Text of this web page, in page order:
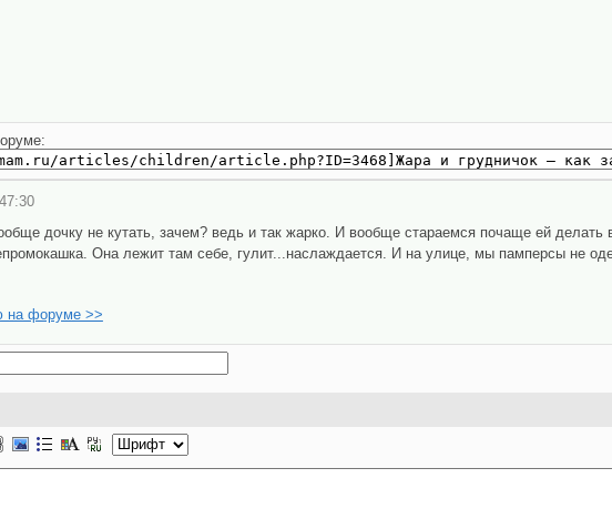
дочку не кутать, зачем? ведь и так жарко. И вообще стараемся почаще ей
Она лежит там себе, гулит...наслаждается. И на улице, мы памперсы не
на форуме >>